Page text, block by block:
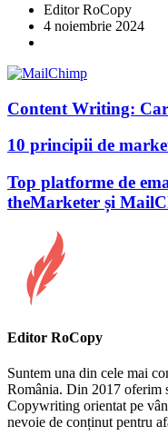
Editor RoCopy
4 noiembrie 2024
Content Writing:
10 principii de
Top platforme de
theMarketer și
Editor RoCopy
Suntem una din cele mai
România. Din 2017 oferim
Copywriting orientat pe
nevoie de conținut pentru